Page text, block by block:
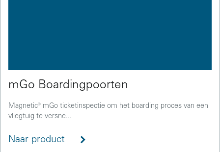
mGo Boardingpoorten
Magnetic® mGo ticketinspectie om het boarding proces van een
vliegtuig te versne...
Naar product